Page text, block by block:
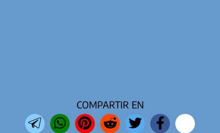
COMPARTIR EN